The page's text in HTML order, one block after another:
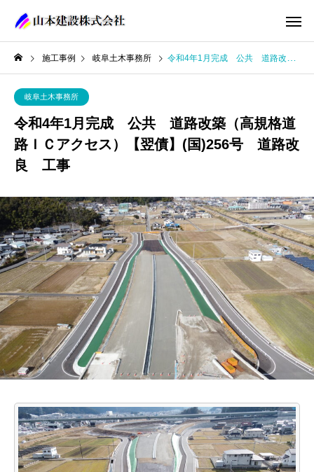
施工事例 岐阜土木事務所 令和4年1月完成 公共 道路改築（高規格道路ＩＣアクセス）【翌債】(国)256号 道路改良 工事
岐阜土木事務所
令和4年1月完成 公共 道路改築（高規格道
路ＩＣアクセス）【翌債】(国)256号 道路改
良 工事